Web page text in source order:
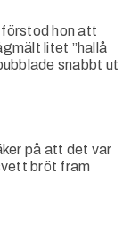
förstod hon att
litet ”hallå
snabbt ut
på att det var
bröt fram